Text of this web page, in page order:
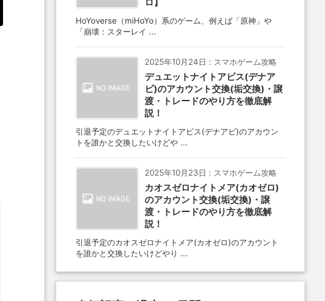
ロ】
HoYoverse（miHoYo）系のゲーム、例えば「原神」や
「崩壊：スターレイ ...
2025年10月24日 : スマホゲーム攻略
デュエットナイトアビス(デナア
ビ)のアカウント交換(垢交換)・譲
渡・トレードのやり方を徹底解
説！
引退予定のデュエットナイトアビス(デナアビ)のアカウン
トを誰かと交換したいけどや ...
2025年10月23日 : スマホゲーム攻略
カオスゼロナイトメア(カオゼロ)
のアカウント交換(垢交換)・譲
渡・トレードのやり方を徹底解
説！
引退予定のカオスゼロナイトメア(カオゼロ)のアカウント
を誰かと交換したいけどやり ...